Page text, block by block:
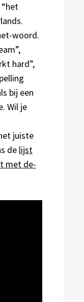
woord.
hard”,
bij een
Wil je
juiste
de lijst
met de-